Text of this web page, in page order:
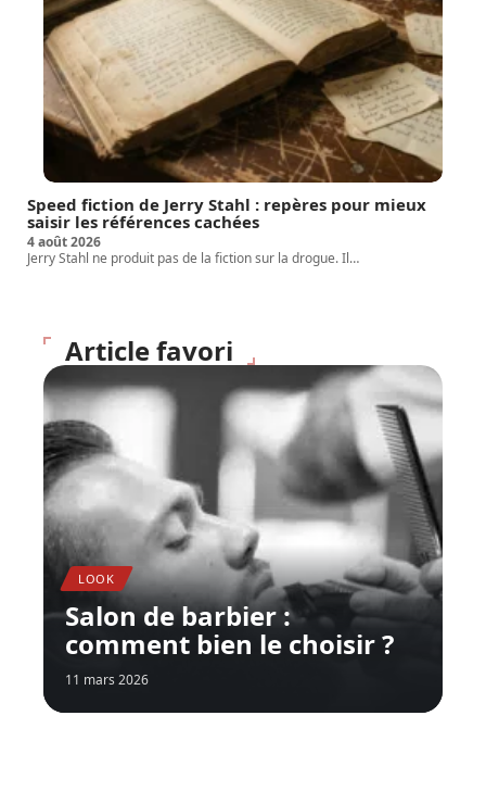
Speed fiction de Jerry Stahl : repères pour mieux
saisir les références cachées
4 août 2026
Jerry Stahl ne produit pas de la fiction sur la drogue. Il…
Article favori
LOOK
Salon de barbier :
comment bien le choisir ?
11 mars 2026